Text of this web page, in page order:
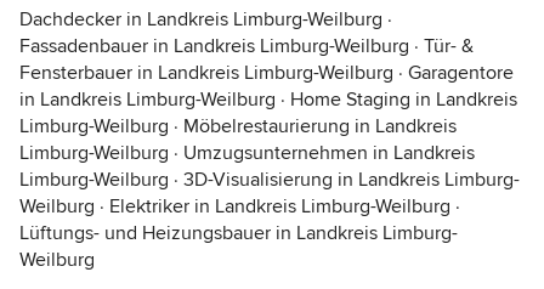
Dachdecker in Landkreis Limburg-Weilburg ·
Fassadenbauer in Landkreis Limburg-Weilburg · Tür- &
Fensterbauer in Landkreis Limburg-Weilburg · Garagentore
in Landkreis Limburg-Weilburg · Home Staging in Landkreis
Limburg-Weilburg · Möbelrestaurierung in Landkreis
Limburg-Weilburg · Umzugsunternehmen in Landkreis
Limburg-Weilburg · 3D-Visualisierung in Landkreis Limburg-
Weilburg · Elektriker in Landkreis Limburg-Weilburg ·
Lüftungs- und Heizungsbauer in Landkreis Limburg-
Weilburg